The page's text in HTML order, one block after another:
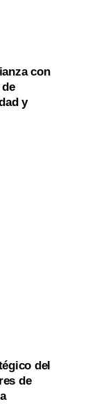
con
y
del
de